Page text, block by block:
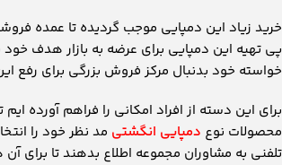
خرید زیاد این دمپایی موجب گردیده تا عمده
پی تهیه این دمپایی برای عرضه به بازار هدف
خواسته خود بدنبال مرکز فروش بزرگی برای رفع
برای این دسته از افراد امکانی را فراهم آورده
محصولات نوع دمپایی انگشتی مد نظر خود را
تلفنی به مشاوران مجموعه اطلاع بدهند تا برای